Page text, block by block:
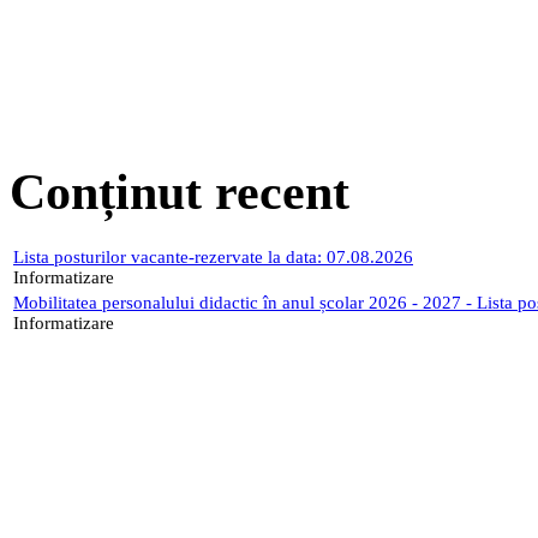
Conținut recent
Lista posturilor vacante-rezervate la data: 07.08.2026
Informatizare
Mobilitatea personalului didactic în anul școlar 2026 - 2027 - Lista
Informatizare